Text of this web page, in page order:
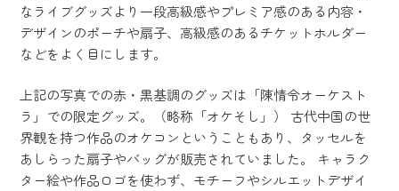
なライブグッズより一段高級感やプレミア感のある内容・
デザインのポーチや扇子、高級感のあるチケットホルダー
などをよく目にします。
上記の写真での赤・黒基調のグッズは「陳情令オーケスト
ラ」での限定グッズ。（略称「オケそし」） 古代中国の世
界観を持つ作品のオケコンということもあり、タッセルを
あしらった扇子やバッグが販売されていました。 キャラク
ター絵や作品ロゴを使わず、モチーフやシルエットデザイ